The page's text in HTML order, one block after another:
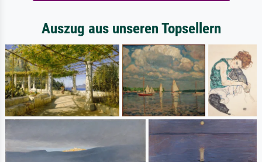
Auszug aus unseren Topsellern